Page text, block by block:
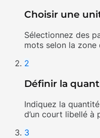
Choisir une
Sélectionnez des
mots selon la zone
2
Définir la
Indiquez la
d’un court libellé à
3